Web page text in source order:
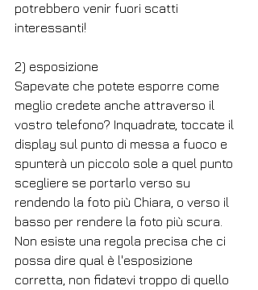
potrebbero venir fuori scatti
interessanti!
2) esposizione
Sapevate che potete esporre come
meglio credete anche attraverso il
vostro telefono? Inquadrate, toccate il
display sul punto di messa a fuoco e
spunterà un piccolo sole a quel punto
scegliere se portarlo verso su
rendendo la foto più Chiara, o verso il
basso per rendere la foto più scura.
Non esiste una regola precisa che ci
possa dire qual è l'esposizione
corretta, non fidatevi troppo di quello